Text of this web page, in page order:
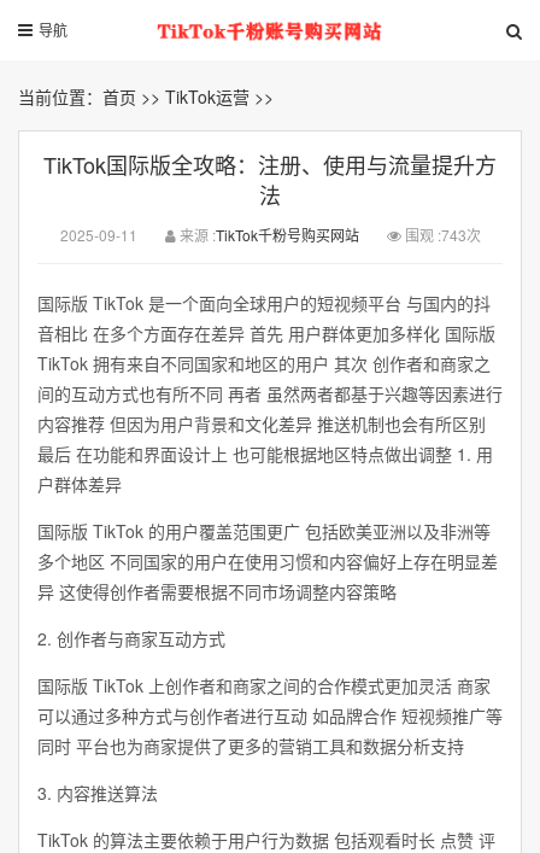
导航
当前位置： 首页 >> TikTok运营 >>
TikTok国际版全攻略：注册、使用与流量提升方
法
2025-09-11 来源 :TikTok千粉号购买网站 围观 :743次
国际版 TikTok 是一个面向全球用户的短视频平台 与国内的抖
音相比 在多个方面存在差异 首先 用户群体更加多样化 国际版
TikTok 拥有来自不同国家和地区的用户 其次 创作者和商家之
间的互动方式也有所不同 再者 虽然两者都基于兴趣等因素进行
内容推荐 但因为用户背景和文化差异 推送机制也会有所区别
最后 在功能和界面设计上 也可能根据地区特点做出调整 1. 用
户群体差异
国际版 TikTok 的用户覆盖范围更广 包括欧美亚洲以及非洲等
多个地区 不同国家的用户在使用习惯和内容偏好上存在明显差
异 这使得创作者需要根据不同市场调整内容策略
2. 创作者与商家互动方式
国际版 TikTok 上创作者和商家之间的合作模式更加灵活 商家
可以通过多种方式与创作者进行互动 如品牌合作 短视频推广等
同时 平台也为商家提供了更多的营销工具和数据分析支持
3. 内容推送算法
TikTok 的算法主要依赖于用户行为数据 包括观看时长 点赞 评